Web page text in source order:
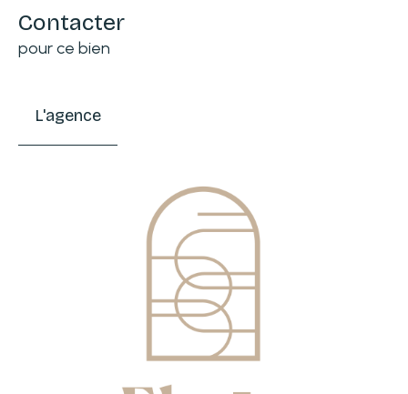
Contacter
pour ce bien
L'agence